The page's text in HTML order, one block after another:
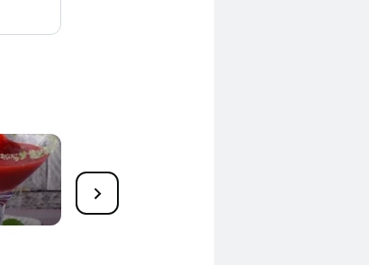
Bowlen & Cocktails für
Kinder